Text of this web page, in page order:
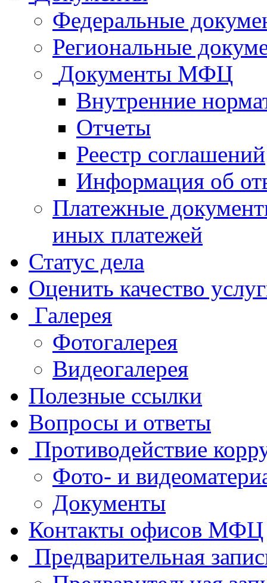
Федеральные
Региональные
Документы МФЦ
Внутренние
Отчеты
Реестр соглашений
Информация об
Платежные
иных платежей
Статус дела
Оценить качество
Галерея
Фотогалерея
Видеогалерея
Полезные ссылки
Вопросы и ответы
Противодействие
Фото- и
Документы
Контакты офисов МФЦ
Предварительная